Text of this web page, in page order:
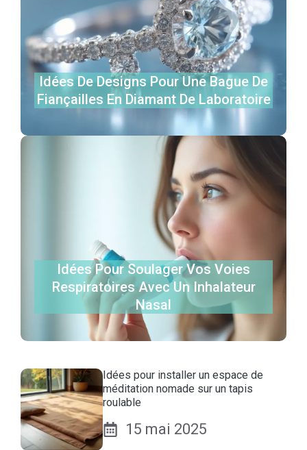
Idées De Designs Pour Une Bague De
Fiançailles En Diamant De Laboratoire
Idées Pour Soulager Vos Voies
Respiratoires Avec Un Inhalateur
Nasal
Idées pour installer un espace de
méditation nomade sur un tapis
roulable
15 mai 2025